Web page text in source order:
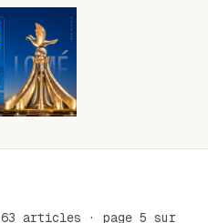
63 articles · page 5 sur